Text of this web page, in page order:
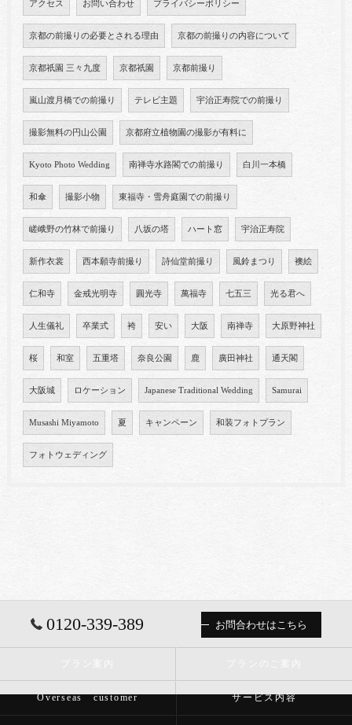
アクセス お問い合わせ プライバシーポリシー
京都の前撮りの必要とされる理由 京都の前撮りの内容について
京都祇園 三々九度 京都祇園 京都前撮り
嵐山渡月橋での前撮り テレビ主題 宇治正寿院での前撮り
撮影無料の円山公園 京都府立植物園の撮影が有料に
Kyoto Photo Wedding 南禅寺水路閣での前撮り 白川一本橋
和傘 撮影小物 東福寺・雪舟庭園での前撮り
嵯峨野の竹林で前撮り 八坂の塔 ハート窓 宇治正寿院
新作衣裳 西本願寺前撮り 詩仙堂前撮り 風鈴まつり 襖絵
仁和寺 金戒光明寺 圓光寺 萬福寺 七五三 光る君へ
人生儀礼 卒業式 袴 安い 大阪 南禅寺 大原野神社
桜 和室 五重塔 奈良公園 鹿 廣田神社 通天閣
大阪城 ロケーション Japanese Traditional Wedding Samurai
Musashi Miyamoto 夏 キャンペーン 和装フォトプラン
フォトウェディング
0120-339-389 お問合わせはこちら
Overseas customer サービス内容